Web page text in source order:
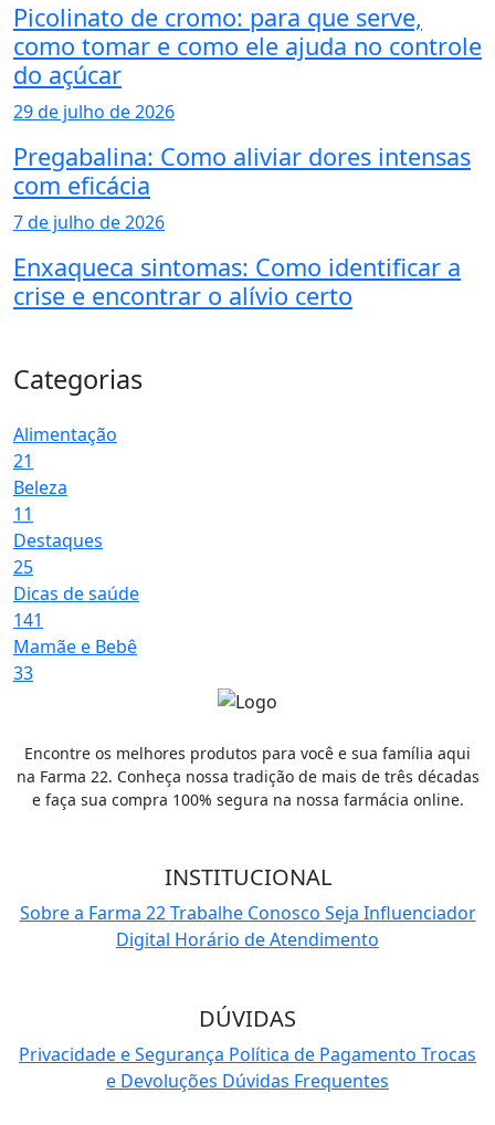
Picolinato de cromo: para que serve,
como tomar e como ele ajuda no controle
do açúcar
29 de julho de 2026
Pregabalina: Como aliviar dores intensas
com eficácia
7 de julho de 2026
Enxaqueca sintomas: Como identificar a
crise e encontrar o alívio certo
Categorias
Alimentação
21
Beleza
11
Destaques
25
Dicas de saúde
141
Mamãe e Bebê
33
Encontre os melhores produtos para você e sua família aqui
na Farma 22. Conheça nossa tradição de mais de três décadas
e faça sua compra 100% segura na nossa farmácia online.
INSTITUCIONAL
Sobre a Farma 22Trabalhe Conosco Seja Influenciador
Digital Horário de Atendimento
DÚVIDAS
Privacidade e Segurança Política de Pagamento Trocas
e Devoluções Dúvidas Frequentes